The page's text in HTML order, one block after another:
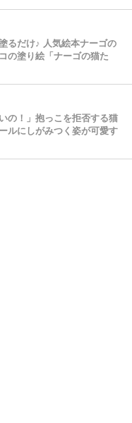
るだけ♪ 人気絵本ナーゴの
の塗り絵「ナーゴの猫た
の！」抱っこを拒否する猫
ルにしがみつく姿が可愛す